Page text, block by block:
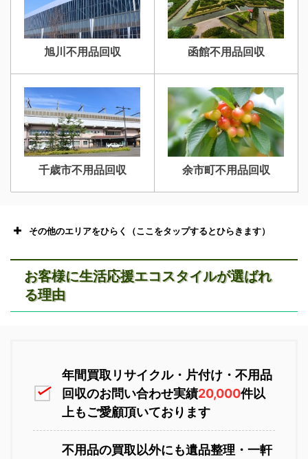
名寄市不用品回収 士別市不用品回収
白老町不用品回収 長万部町不用品回収
旭川不用品回収 函館不用品回収
千歳市不用品回収 余市町不用品回収
その他のエリアをひらく（ここをタップするとひらきます）
お客様に生活応援エコスタイルが選ばれ
る理由
年間買取リサイクル・片付け・不用品
回収のお問い合わせ実績20,000件以
上もご愛顧頂いております
不用品の買取以外にも遺品整理・一軒